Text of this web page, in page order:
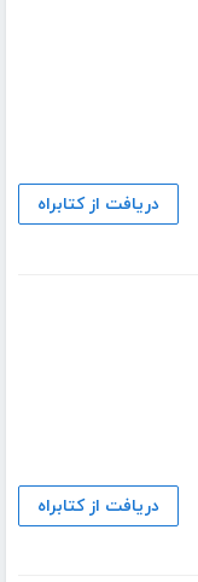
دریافت از کتابراه
دریافت از کتابراه